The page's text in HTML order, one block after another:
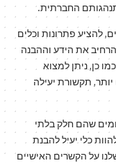
החברתית.
להציע פתרונות וכלים
את הידע וההבנה
כן, ניתן למצוא
תקשורת יעילה
שהם חלק בלתי
כלי יעיל להבנת
על הקשרים האישיים